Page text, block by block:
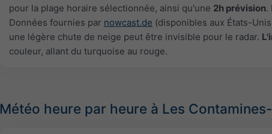
pour la plage horaire sélectionnée, ainsi qu'une 2h prévision.
Données fournies par nowcast.de (disponibles aux États-
une légère chute de neige peut être invisible pour le radar.
couleur, allant du turquoise au rouge.
Météo heure par heure à Les